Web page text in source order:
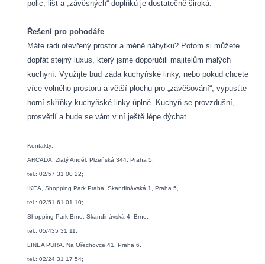
polic, lišt a „závěsných“ doplňků je dostatečně široká.
Řešení pro pohodáře
Máte rádi otevřený prostor a méně nábytku? Potom si můžete
dopřát stejný luxus, který jsme doporučili majitelům malých
kuchyní. Využijte buď záda kuchyňské linky, nebo pokud chcete
více volného prostoru a větší plochu pro „zavěšování“, vypusťte
horní skříňky kuchyňské linky úplně. Kuchyň se provzdušní,
prosvětlí a bude se vám v ní ještě lépe dýchat.
Kontakty:
ARCADA, Zlatý Anděl, Plzeňská 344, Praha 5,
tel.: 02/57 31 00 22;
IKEA, Shopping Park Praha, Skandinávská 1, Praha 5,
tel.: 02/51 61 01 10;
Shopping Park Brno, Skandinávská 4, Brno,
tel.: 05/435 31 11;
LINEA PURA, Na Ořechovce 41, Praha 6,
tel.: 02/24 31 17 54;